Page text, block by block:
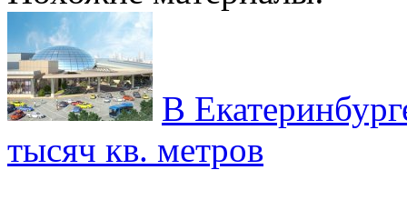
В
тысяч кв. метров